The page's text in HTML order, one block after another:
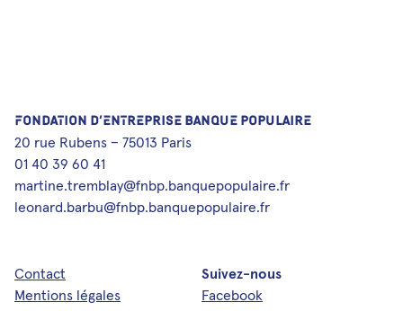
FONDATION D’ENTREPRISE BANQUE POPULAIRE
20 rue Rubens – 75013 Paris
01 40 39 60 41
martine.tremblay@fnbp.banquepopulaire.fr
leonard.barbu@fnbp.banquepopulaire.fr
Contact
Mentions légales
Suivez-nous
Facebook